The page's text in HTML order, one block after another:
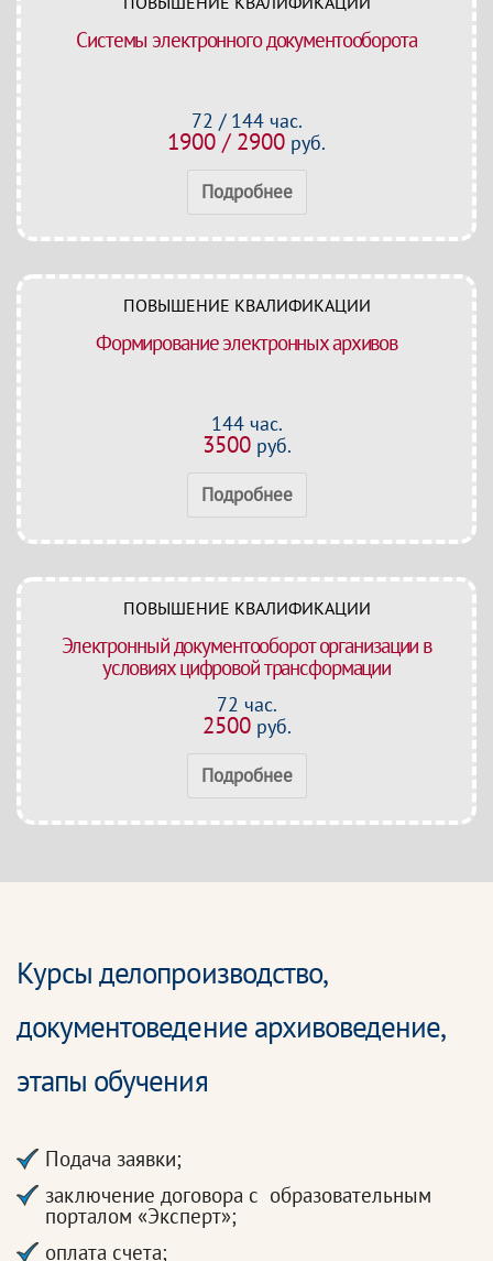
Системы электронного документооборота
72 / 144 час.
1900 / 2900 руб.
Подробнее
ПОВЫШЕНИЕ КВАЛИФИКАЦИИ
Формирование электронных архивов
144 час.
3500руб.
Подробнее
ПОВЫШЕНИЕ КВАЛИФИКАЦИИ
Электронный документооборот организации в
условиях цифровой трансформации
72 час.
2500руб.
Подробнее
Курсы делопроизводство,
документоведение архивоведение,
этапы обучения
Подача заявки;
заключение договора с образовательным
порталом «Эксперт»;
оплата счета;